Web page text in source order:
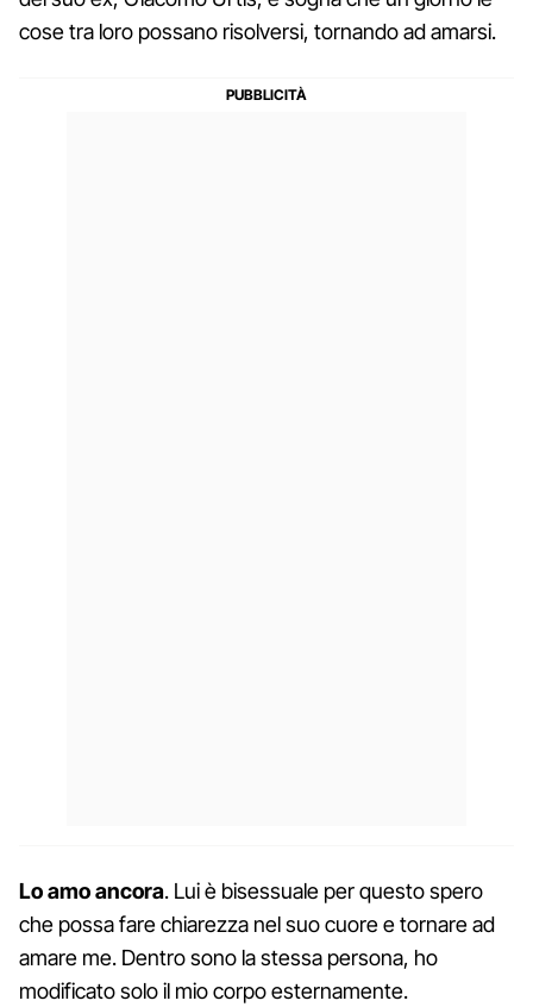
cose tra loro possano risolversi, tornando ad amarsi.
Lo amo ancora. Lui è bisessuale per questo spero
che possa fare chiarezza nel suo cuore e tornare ad
amare me. Dentro sono la stessa persona, ho
modificato solo il mio corpo esternamente.